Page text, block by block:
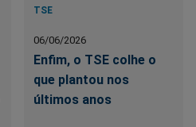
TSE
06/06/2026
Enfim, o TSE colhe o
que plantou nos
últimos anos